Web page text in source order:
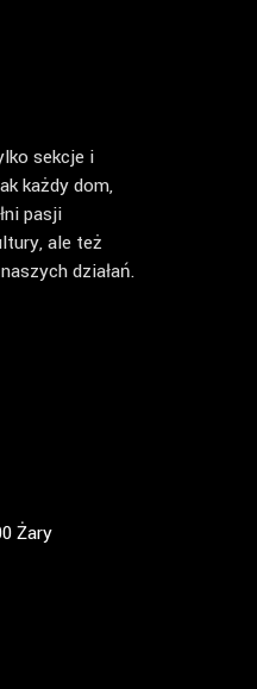
sekcje i
każdy dom,
pasji
ale też
działań.
Żary